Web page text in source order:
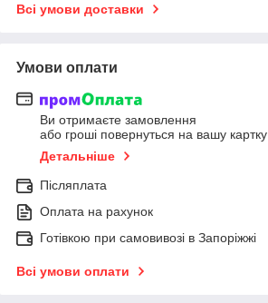
Всі умови доставки
Умови оплати
Ви отримаєте замовлення
або гроші повернуться на вашу картку
Детальніше
Післяплата
Оплата на рахунок
Готівкою при самовивозі в Запоріжжі
Всі умови оплати